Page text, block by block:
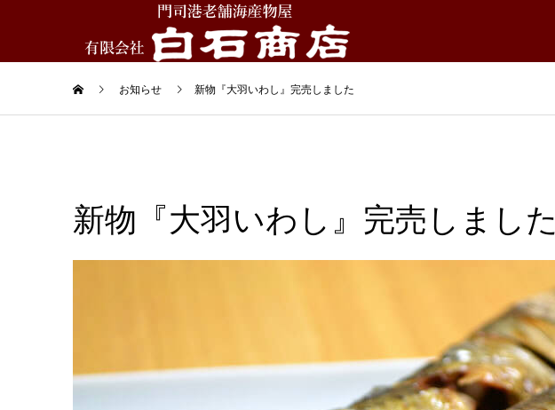
お知らせ 新物『大羽いわし』完売しました
新物『大羽いわし』完売しました